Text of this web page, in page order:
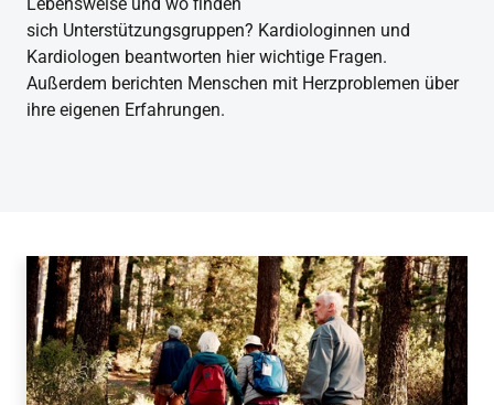
sich Unterstützungsgruppen? Kardiologinnen und
Kardiologen beantworten hier wichtige Fragen.
Außerdem berichten Menschen mit Herzproblemen über
ihre eigenen Erfahrungen.